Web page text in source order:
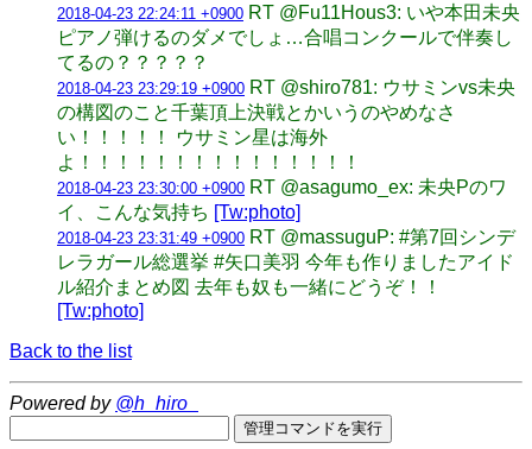
2018-04-23 22:24:11 +0900 RT @Fu11Hous3: いや本田未央
ピアノ弾けるのダメでしょ…合唱コンクールで伴奏し
てるの？？？？？
2018-04-23 23:29:19 +0900 RT @shiro781: ウサミンvs未央
の構図のこと千葉頂上決戦とかいうのやめなさ
い！！！！！ ウサミン星は海外
よ！！！！！！！！！！！！！！！
2018-04-23 23:30:00 +0900 RT @asagumo_ex: 未央Pのワ
イ、こんな気持ち [Tw:photo]
2018-04-23 23:31:49 +0900 RT @massuguP: #第7回シンデ
レラガール総選挙 #矢口美羽 今年も作りましたアイド
ル紹介まとめ図 去年も奴も一緒にどうぞ！！
[Tw:photo]
Back to the list
Powered by @h_hiro_